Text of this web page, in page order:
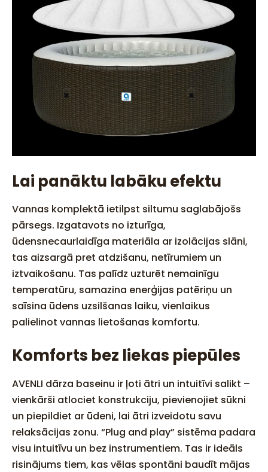
Lai panāktu labāku efektu
Vannas komplektā ietilpst siltumu saglabājošs
pārsegs. Izgatavots no izturīga,
ūdensnecaurlaidīga materiāla ar izolācijas slāni,
tas aizsargā pret atdzišanu, netīrumiem un
iztvaikošanu. Tas palīdz uzturēt nemainīgu
temperatūru, samazina enerģijas patēriņu un
saīsina ūdens uzsilšanas laiku, vienlaikus
palielinot vannas lietošanas komfortu.
Komforts bez liekas piepūles
AVENLI dārza baseinu ir ļoti ātri un intuitīvi salikt –
vienkārši atlociet konstrukciju, pievienojiet sūkni
un piepildiet ar ūdeni, lai ātri izveidotu savu
relaksācijas zonu. “Plug and play” sistēma padara
visu intuitīvu un bez instrumentiem. Tas ir ideāls
risinājums tiem, kas vēlas spontāni baudīt mājas